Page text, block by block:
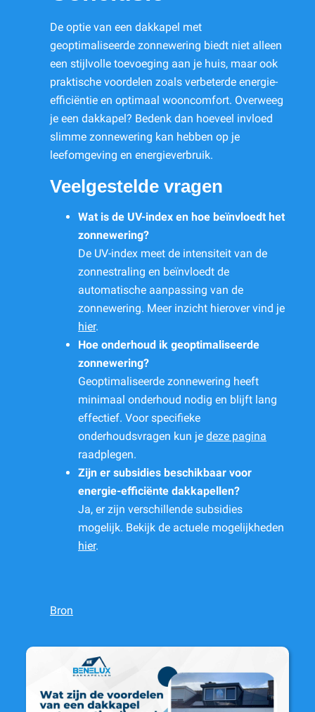
De optie van een dakkapel met
geoptimaliseerde zonnewering biedt niet alleen
een stijlvolle toevoeging aan je huis, maar ook
praktische voordelen zoals verbeterde energie-
efficiëntie en optimaal wooncomfort. Overweeg
je een dakkapel? Bedenk dan hoeveel invloed
slimme zonnewering kan hebben op je
leefomgeving en energieverbruik.
Veelgestelde vragen
Wat is de UV-index en hoe beïnvloedt het
zonnewering?
De UV-index meet de intensiteit van de
zonnestraling en beïnvloedt de
automatische aanpassing van de
zonnewering. Meer inzicht hierover vind je
hier.
Hoe onderhoud ik geoptimaliseerde
zonnewering?
Geoptimaliseerde zonnewering heeft
minimaal onderhoud nodig en blijft lang
effectief. Voor specifieke
onderhoudsvragen kun je deze pagina
raadplegen.
Zijn er subsidies beschikbaar voor
energie-efficiënte dakkapellen?
Ja, er zijn verschillende subsidies
mogelijk. Bekijk de actuele mogelijkheden
hier.
Bron